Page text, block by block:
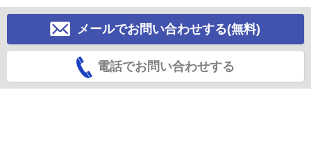
メールでお問い合わせする(無料)
電話でお問い合わせする